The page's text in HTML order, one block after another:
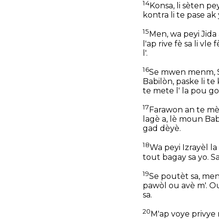
14Konsa, li sèten
kontra li te pase ak
15 Men, wa peyi
l'ap rive fè sa li vle
l'.
16Se mwen menm,
Babilòn, paske li te
te mete l' la pou
17 Farawon an te
lagè a, lè moun
gad dèyè.
18Wa peyi Izrayèl
tout bagay sa yo.
19Se poutèt sa,
pawòl ou avè m'.
sa.
20 M'ap voye